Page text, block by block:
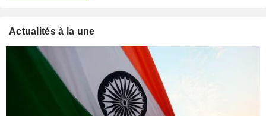
Actualités à la une